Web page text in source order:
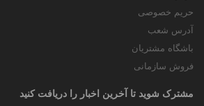
حریم خصوصی
آدرس شعب
باشگاه مشتریان
فروش سازمانی
مشترک شوید تا آخرین اخبار را دریافت کنید